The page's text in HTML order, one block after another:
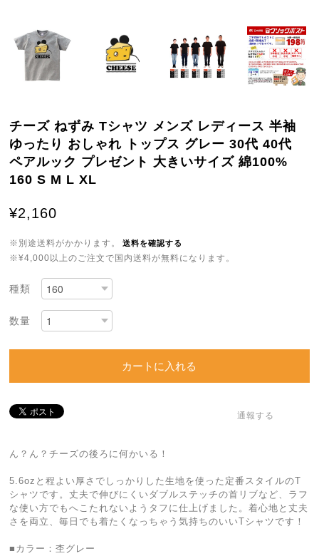
チーズ ねずみ Tシャツ メンズ レディース 半袖
ゆったり おしゃれ トップス グレー 30代 40代
ペアルック プレゼント 大きいサイズ 綿100%
160 S M L XL
¥2,160
※別途送料がかかります。 送料を確認する
※¥4,000以上のご注文で国内送料が無料になります。
種類
数量
カートに入れる
通報する
ん？ん？チーズの後ろに何かいる！
5.6ozと程よい厚さでしっかりした生地を使った定番スタイルのT
シャツです。丈夫で伸びにくいダブルステッチの首リブなど、ラフ
な使い方でもへこたれないようタフに仕上げました。着心地と丈夫
さを両立、毎日でも着たくなっちゃう気持ちのいいTシャツです！
■カラー：杢グレー